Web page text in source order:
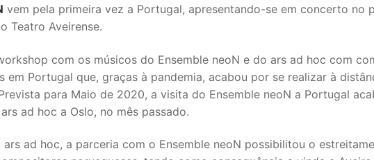
vem pela primeira vez a Portugal, apresentando-se em concerto no
Teatro Aveirense.
com os músicos do Ensemble neoN e do ars ad hoc com
em Portugal que, graças à pandemia, acabou por se realizar à
para Maio de 2020, a visita do Ensemble neoN a Portugal
ad hoc a Oslo, no mês passado.
ad hoc, a parceria com o Ensemble neoN possibilitou o